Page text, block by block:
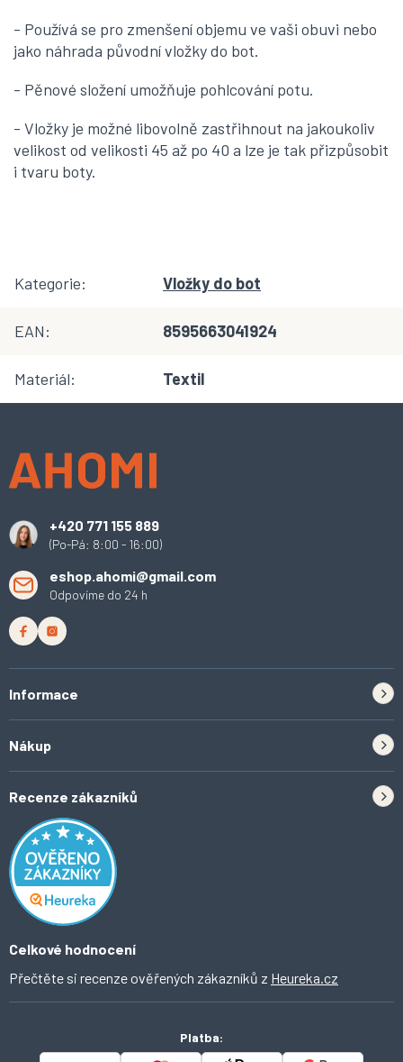
- Používá se pro zmenšení objemu ve vaši obuvi nebo
jako náhrada původní vložky do bot.
- Pěnové složení umožňuje pohlcování potu.
- Vložky je možné libovolně zastřihnout na jakoukoliv
velikost od velikosti 45 až po 40 a lze je tak přizpůsobit
i tvaru boty.
Kategorie: Vložky do bot
EAN: 8595663041924
Materiál: Textil
+420 771 155 889
(Po-Pá: 8:00 - 16:00)
eshop.ahomi@gmail.com
Odpovíme do 24 h
Informace
Tipy do kuchyně
Inspirace a trendy
Domácí vychytávky
O Ahomi
Nákup
Odstoupení od smlouvy
Obchodní podmínky
Ochrana osobních údajů
Recenze zákazníků
Celkové hodnocení
Přečtěte si recenze ověřených zákazníků z Heureka.cz
Platba: